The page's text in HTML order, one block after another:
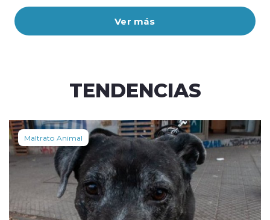
Ver más
TENDENCIAS
Maltrato Animal